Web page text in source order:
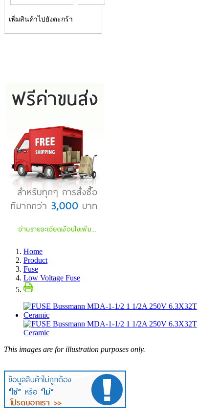
เพิ่มสินค้าไปยังตะกร้า
Home
Product
Fuse
Low Voltage Fuse
This images are for illustration purposes only.